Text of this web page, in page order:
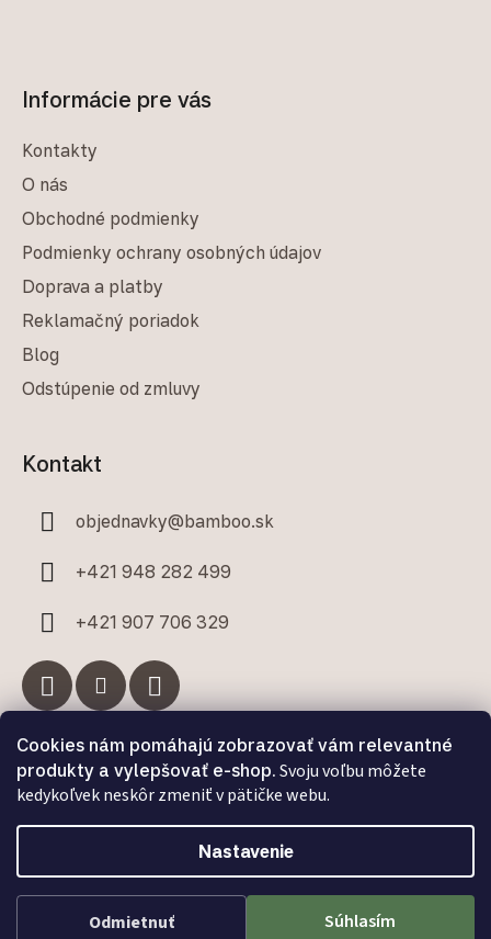
Cookies nám pomáhajú zobrazovať vám relevantné
produkty a vylepšovať e-shop. Svoju voľbu môžete
kedykoľvek neskôr zmeniť v pätičke webu.
Nastavenie
Odmietnuť Súhlasím
Informácie pre vás
Kontakty
O nás
Obchodné podmienky
Podmienky ochrany osobných údajov
Doprava a platby
Reklamačný poriadok
Blog
Odstúpenie od zmluvy
Kontakt
objednavky@bamboo.sk
+421 948 282 499
+421 907 706 329
Facebook
Vytvoril Shoptet Premium a Adatelier
Copyright 2026Bamboo.sk . Všetky práva vyhradené.